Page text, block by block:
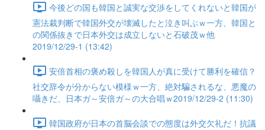
今後どの国も韓国と誠実な交渉をしてくれないと韓国が
憲法裁判断で韓国外交が壊滅したと泣き叫ぶｗ一方、韓国と
の関係抜きで日本外交は成立しないと石破茂ｗ他
2019/12/29-1 (13:42)
安倍首相の褒め殺しを韓国人が真に受けて勝利を確信？
社交辞令が分からない模様ｗ一方、絶対騙されるな、悪魔の
囁きだ、日本ガ～安倍ガ～の大合唱ｗ2019/12/29-2 (11:30)
韓国政府が日本の首脳会談での態度は外交欠礼だ！抗議